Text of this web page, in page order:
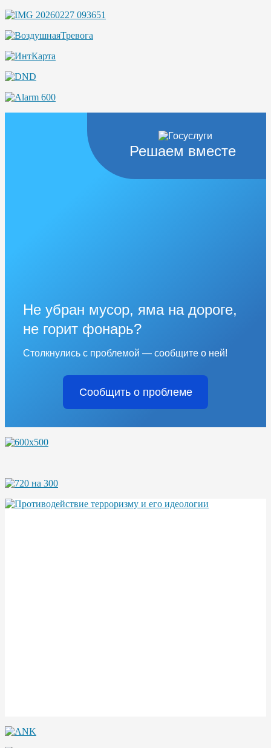
Решаем вместе
Не убран мусор, яма на дороге,
не горит фонарь?
Столкнулись с проблемой — сообщите о ней!
Сообщить о проблеме